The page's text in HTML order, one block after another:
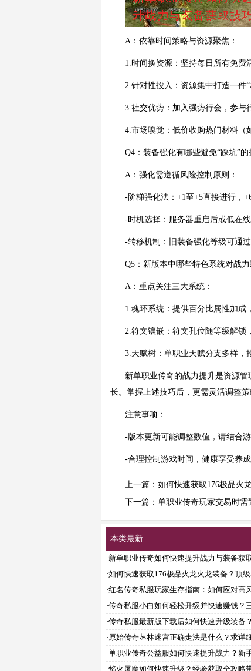
A：依靠时间策略与资源聚焦：
1.时间换资源：坚持每日所有免费
2.针对性投入：资源集中打造一件
3.社交优势：加入强势行会，参与
4.市场嗅觉：低价收购热门材料（
Q4：装备强化有哪些避免“踩坑”的
A：强化需遵循风险控制原则：
-阶梯强化法：+1至+5直接进行，
-时机选择：服务器重启后或低在
-转移机制：旧装备强化等级可通
Q5：新版本中哪些特色系统对战力
A：重点关注三大系统：
1.魂环系统：提供百分比属性加成
2.符文镶嵌：符文孔位随等级解锁
3.天赋树：单职业天赋分支多样，
新单职业传奇的战力提升是资源
长。掌握上述技巧后，更需灵活调整
注意事项：
-版本更新可能调整数值，请结合
-合理控制游戏时间，健康享受养成
上一篇： 如何快速获取176极品火
下一篇： 单职业传奇玩家交易时需
本类最新
·新单职业传奇如何快速提升战力与装备获
·如何快速获取176极品火龙火龙装备？顶
享攻略心得
·红名传奇私服玩家生存指南：如何应对高
战？
·传奇私服小白如何轻松升级并快速赚钱？
带你飞
·传奇私服最新版下载后如何快速升级装备？
·原始传奇丛林迷宫正确走法是什么？求详
·单职业传奇公益服如何快速提升战力？新
略
·焰火屠魔如何快速升级？经验获取全攻略